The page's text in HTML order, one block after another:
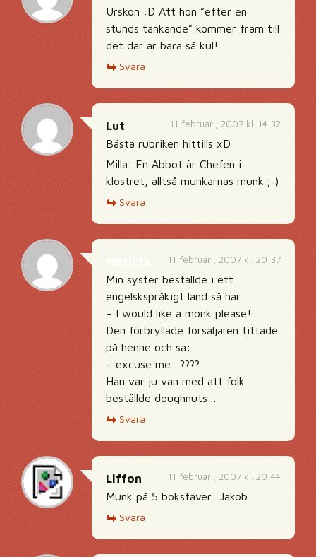
Urskön :D Att hon ”efter en
stunds tänkande” kommer fram till
det där är bara så kul!
Svara
11 februari, 2007 kl. 14:32
Lut
Bästa rubriken hittills xD
Milla: En Abbot är Chefen i
klostret, alltså munkarnas munk ;-)
Svara
11 februari, 2007 kl. 20:37
Min syster beställde i ett
engelskspråkigt land så här:
– I would like a monk please!
Den förbryllade försäljaren tittade
på henne och sa:
– excuse me…????
Han var ju van med att folk
beställde doughnuts…
Svara
11 februari, 2007 kl. 20:44
Liffon
Munk på 5 bokstäver: Jakob.
Svara